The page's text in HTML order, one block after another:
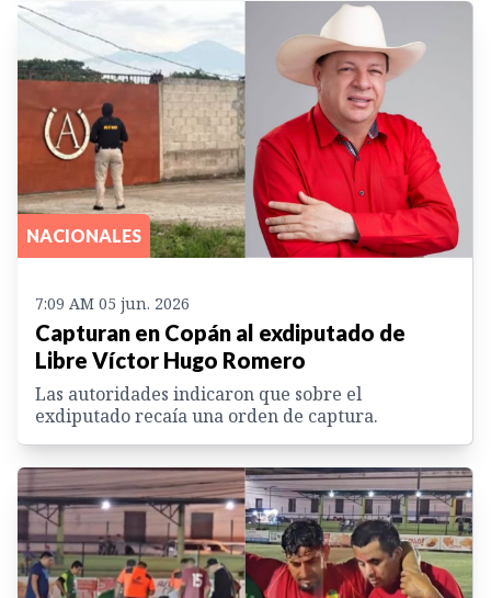
NACIONALES
7:09 AM 05 jun. 2026
Capturan en Copán al exdiputado de
Libre Víctor Hugo Romero
Las autoridades indicaron que sobre el
exdiputado recaía una orden de captura.